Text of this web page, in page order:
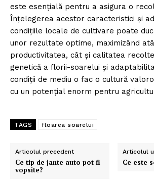
este esențială pentru a asigura o
Înțelegerea acestor caracteristici și
condițiile locale de cultivare poate
unor rezultate optime, maximizând
productivitatea, cât și calitatea
genetică a florii-soarelui și
condiții de mediu o fac o cultură
cu un potențial enorm pentru
TAGS floarea soarelui
Articolul precedent
Ce tip de jante auto pot fi
vopsite?
Articolul
Ce este